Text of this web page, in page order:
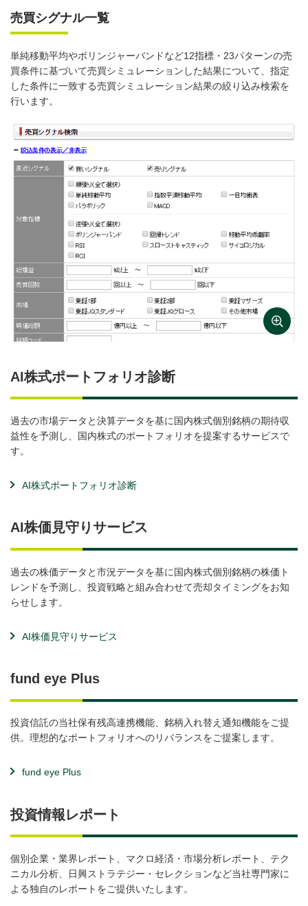
売買シグナル一覧
単純移動平均やボリンジャーバンドなど12指標・23パターンの売
買条件に基づいて売買シミュレーションした結果について、指定
した条件に一致する売買シミュレーション結果の絞り込み検索を
行います。
AI株式ポートフォリオ診断
過去の市場データと決算データを基に国内株式個別銘柄の期待収
益性を予測し、国内株式のポートフォリオを提案するサービスで
す。
AI株式ポートフォリオ診断
AI株価見守りサービス
過去の株価データと市況データを基に国内株式個別銘柄の株価ト
レンドを予測し、投資戦略と組み合わせて売却タイミングをお知
らせします。
AI株価見守りサービス
fund eye Plus
投資信託の当社保有残高連携機能、銘柄入れ替え通知機能をご提
供。理想的なポートフォリオへのリバランスをご提案します。
fund eye Plus
投資情報レポート
個別企業・業界レポート、マクロ経済・市場分析レポート、テク
ニカル分析、日興ストラテジー・セレクションなど当社専門家に
よる独自のレポートをご提供いたします。